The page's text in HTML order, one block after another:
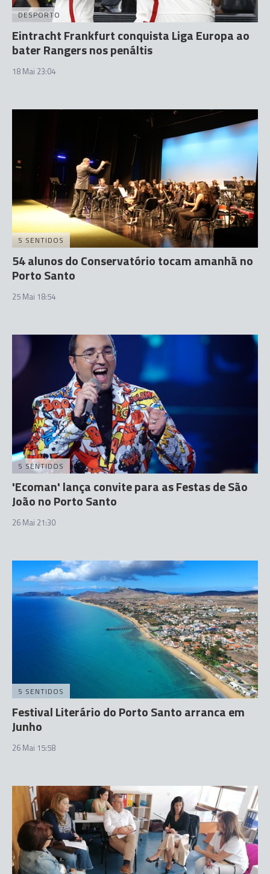
DESPORTO
Eintracht Frankfurt conquista Liga Europa ao
bater Rangers nos penáltis
18 Mai 23:04
5 SENTIDOS
54 alunos do Conservatório tocam amanhã no
Porto Santo
25 Mai 18:54
5 SENTIDOS
'Ecoman' lança convite para as Festas de São
João no Porto Santo
26 Mai 21:30
5 SENTIDOS
Festival Literário do Porto Santo arranca em
Junho
26 Mai 15:58